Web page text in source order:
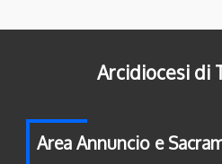
Arcidiocesi di
Area Annuncio e